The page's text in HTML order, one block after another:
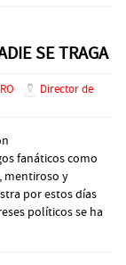
SE TRAGA
Director de
fanáticos como
mentiroso y
por estos días
políticos se ha